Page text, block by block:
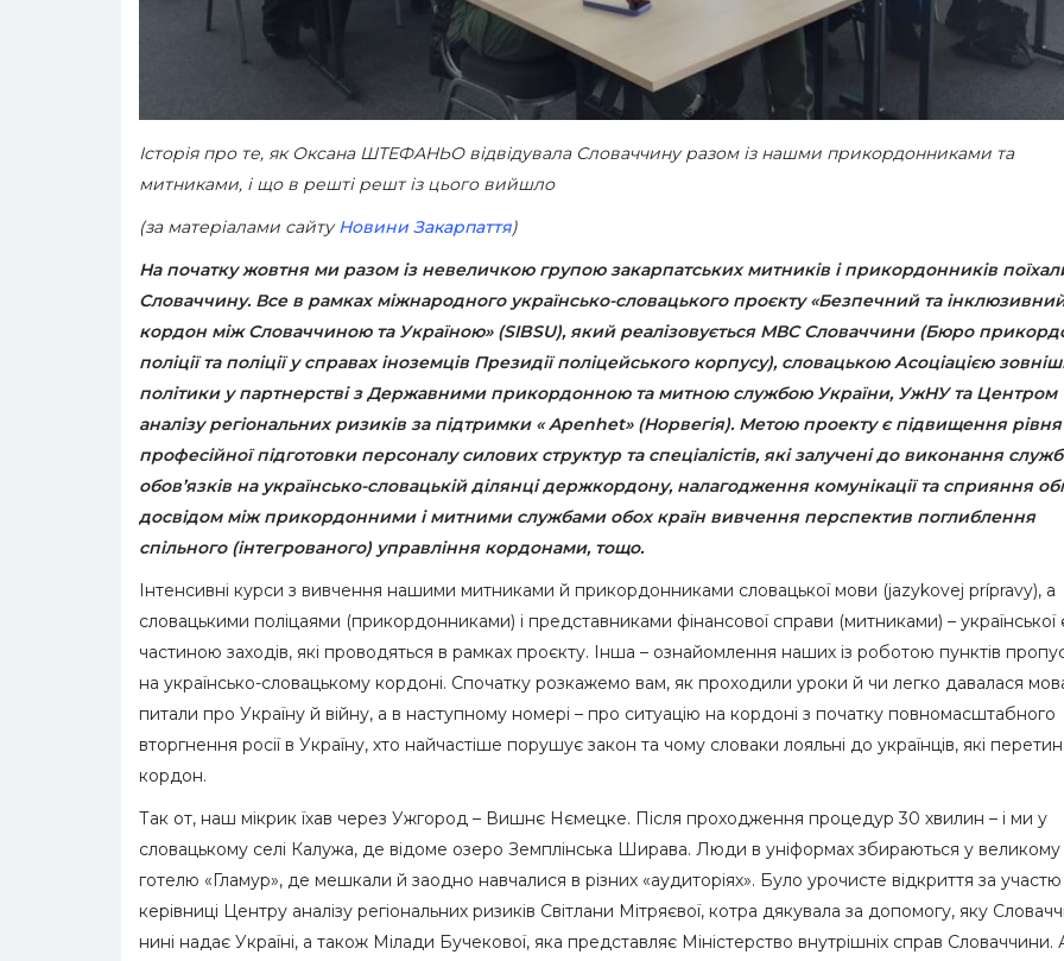
Історія про те, як Оксана ШТЕФАНЬО відвідувала Словаччину разом із нашми прикордонниками та
митниками, і що в решті решт із цього вийшло
(за матеріалами сайтуНовини Закарпаття)
На початку жовтня ми разом із невеличкою групою закарпатських митників і прикордонників
Словаччину. Все в рамках міжнародного українсько-словацького проєкту «Безпечний та
кордон між Словаччиною та Україною» (SIBSU), який реалізовується МВС Словаччини (Бюро
поліції та поліції у справах іноземців Президії поліцейського корпусу), словацькою Асоціацією
політики у партнерстві з Державними прикордонною та митною службою України, УжНУ та Центром
аналізу регіональних ризиків за підтримки « Apenhet» (Норвегія). Метою проекту є підвищення рівня
професійної підготовки персоналу силових структур та спеціалістів, які залучені до виконання
обов’язків на українсько-словацькій ділянці держкордону, налагодження комунікації та сприяння
досвідом між прикордонними і митними службами обох країн вивчення перспектив поглиблення
спільного (інтегрованого) управління кордонами, тощо.
Інтенсивні курси з вивчення нашими митниками й прикордонниками словацької мови (jazykovej prípravy), а
словацькими поліцаями (прикордонниками) і представниками фінансової справи (митниками) – української
частиною заходів, які проводяться в рамках проєкту. Інша – ознайомлення наших із роботою пунктів
на українсько-словацькому кордоні. Спочатку розкажемо вам, як проходили уроки й чи легко давалася
питали про Україну й війну, а в наступному номері – про ситуацію на кордоні з початку повномасштабного
вторгнення росії в Україну, хто найчастіше порушує закон та чому словаки лояльні до українців, які
кордон.
Так от, наш мікрик їхав через Ужгород – Вишнє Нємецке. Після проходження процедур 30 хвилин – і ми у
словацькому селі Калужа, де відоме озеро Земплінська Ширава. Люди в уніформах збираються у великому
готелю «Гламур», де мешкали й заодно навчалися в різних «аудиторіях». Було урочисте відкриття за участю
керівниці Центру аналізу регіональних ризиків Світлани Мітряєвої, котра дякувала за допомогу, яку
нині надає Україні, а також Мілади Бучекової, яка представляє Міністерство внутрішніх справ Словаччини.